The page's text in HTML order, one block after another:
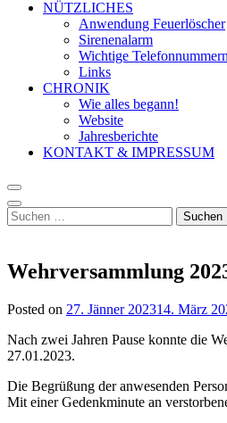
NÜTZLICHES
Anwendung Feuerlöscher
Sirenenalarm
Wichtige Telefonnummern
Links
CHRONIK
Wie alles begann!
Website
Jahresberichte
KONTAKT & IMPRESSUM
Suchen
nach:
Wehrversammlung
Posted on 27. Jänner 202314. März
Nach zwei Jahren Pause konnte die
27.01.2023.
Die Begrüßung der anwesenden
Mit einer Gedenkminute an